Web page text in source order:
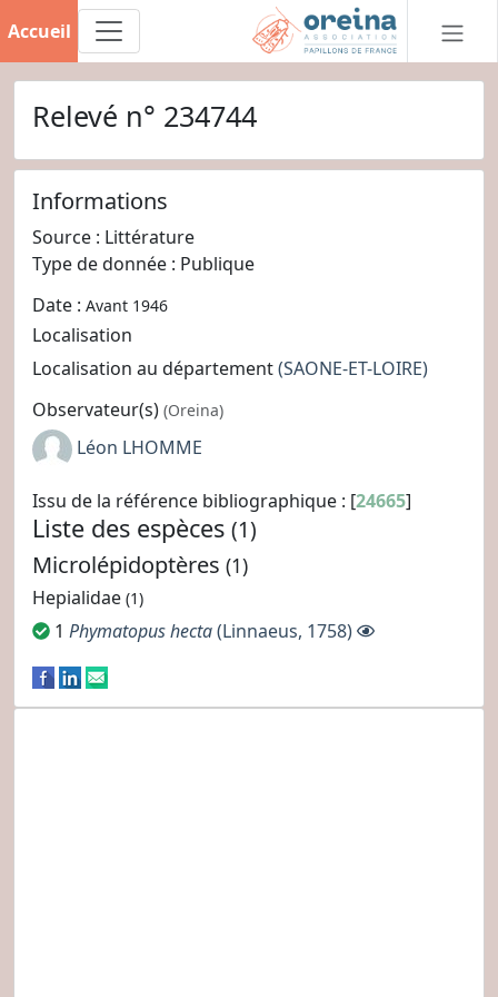
Accueil
Relevé n° 234744
Informations
Source : Littérature
Type de donnée : Publique
Date : Avant 1946
Localisation
Localisation au département(SAONE-ET-LOIRE)
Observateur(s) (Oreina)
Léon LHOMME
Issu de la référence bibliographique : [24665]
Liste des espèces (1)
Microlépidoptères (1)
Hepialidae (1)
1 Phymatopus hecta(Linnaeus, 1758)